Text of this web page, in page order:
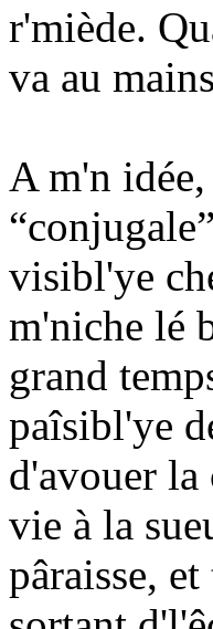
r'miède.
va au
A m'n
visibl'ye
m'niche lé
grand
paîsibl'ye
d'avouer
vie à la
pâraisse,